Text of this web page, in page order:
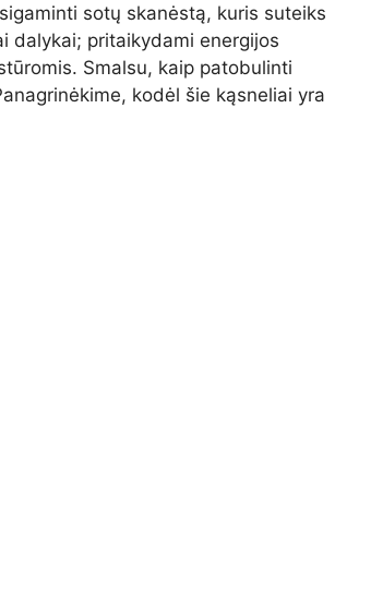
sotų skanėstą, kuris suteiks
dalykai; pritaikydami energijos
Smalsu, kaip patobulinti
kodėl šie kąsneliai yra